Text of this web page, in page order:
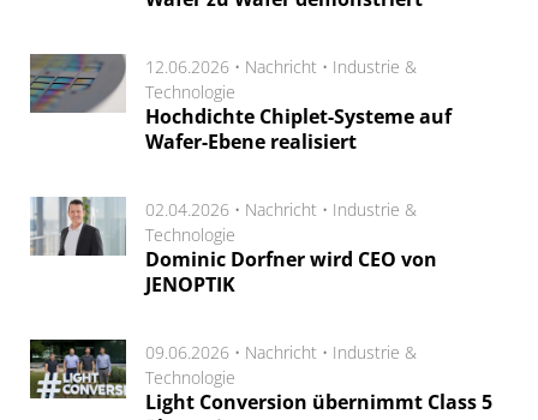
12.06.2026 • Nachricht • Industrie &
Technologie
Hochdichte Chiplet-Systeme auf
Wafer-Ebene realisiert
02.04.2026 • Nachricht • Industrie &
Technologie
Dominic Dorfner wird CEO von
JENOPTIK
09.06.2026 • Nachricht • Industrie &
Technologie
Light Conversion übernimmt Class 5